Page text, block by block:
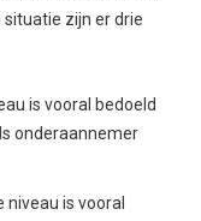
zijn er drie
is vooral bedoeld
onderaannemer
is vooral